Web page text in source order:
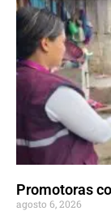
Promotoras
agosto 6, 2026